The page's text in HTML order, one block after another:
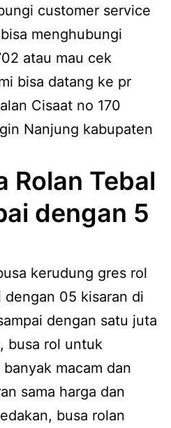
customer service
menghubungi
atau mau cek
bisa datang ke pr
Cisaat no 170
Nanjung kabupaten
Rolan Tebal
dengan 5
kerudung gres rol
05 kisaran di
dengan satu juta
busa rol untuk
macam dan
sama harga dan
busa rolan